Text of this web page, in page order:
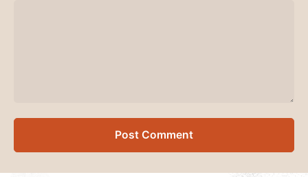
Post Comment